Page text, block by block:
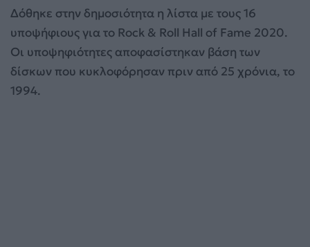
Δόθηκε στην δημοσιότητα η λίστα με τους 16
υποψήφιους για το Rock & Roll Hall of Fame 2020.
Οι υποψηφιότητες αποφασίστηκαν βάση των
δίσκων που κυκλοφόρησαν πριν από 25 χρόνια, το
1994.